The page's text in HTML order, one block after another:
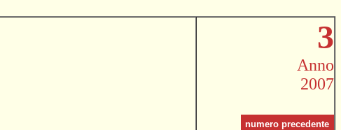
3
Anno
2007
numero precedente